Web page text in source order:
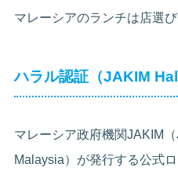
マレーシアのランチは店選び
ハラル認証（JAKIM
マレーシア政府機関JAKIM
Malaysia）が発行する公式ロ